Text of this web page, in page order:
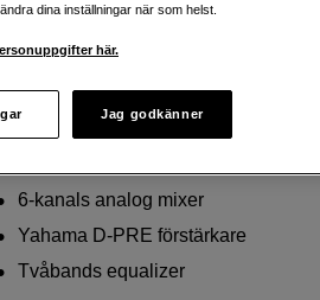
:Beräknad i lager 2026-09-
6-kanals analog mixer
Yahama D-PRE förstärkare
Tvåbands equalizer
dina inställningar när som helst.
här.
Jag godkänner